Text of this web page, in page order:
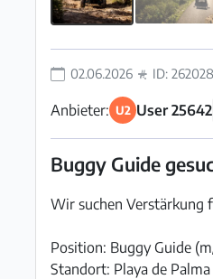
02.06.2026 ID: 262028
Anbieter: U2 User 25642
Buggy Guide
Wir suchen Verstärkung
Position: Buggy Guide
Standort: Playa de Palma